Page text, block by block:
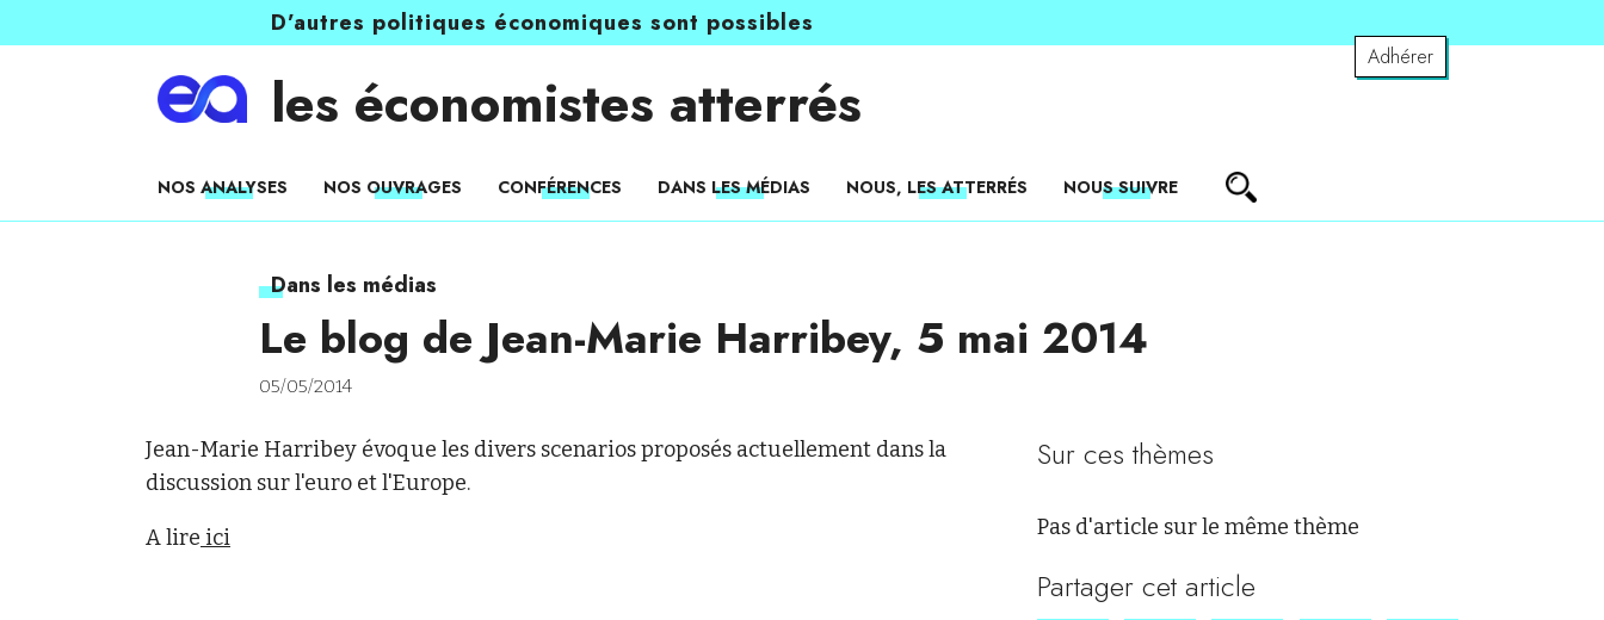
D’autres politiques économiques sont possibles
Adhérer
les économistes atterrés
NOS ANALYSES NOS OUVRAGES CONFÉRENCES DANS LES MÉDIAS NOUS, LES ATTERRÉS NOUS SUIVRE
Dans les médias
Le blog de Jean-Marie Harribey, 5 mai 2014
05/05/2014
Jean-Marie Harribey évoque les divers scenarios proposés actuellement dans la
discussion sur l'euro et l'Europe.
A lire ici
Sur ces thèmes
Pas d'article sur le même thème
Partager cet article